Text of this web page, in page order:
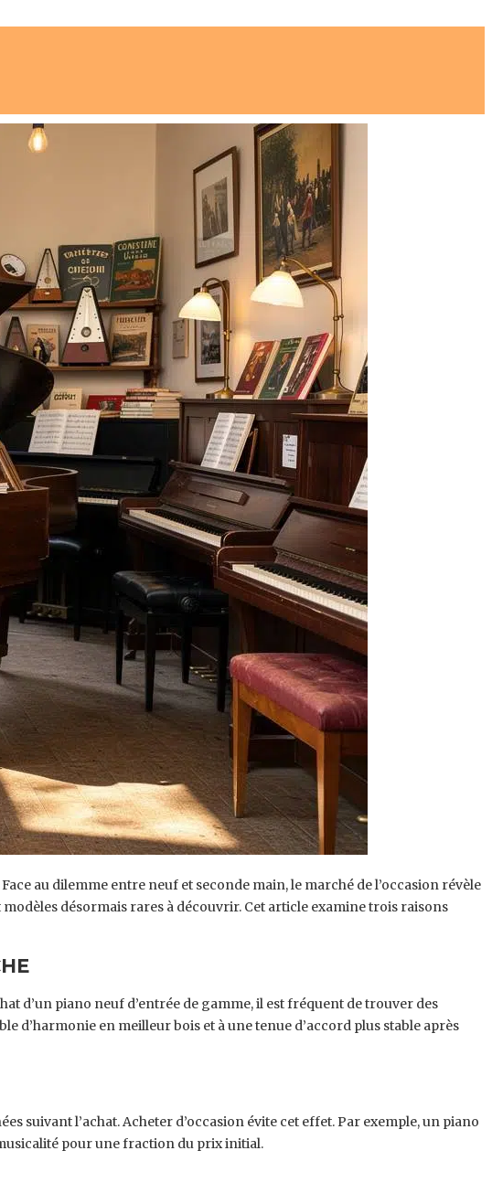
au dilemme entre neuf et seconde main, le marché de l’occasion révèle
désormais rares à découvrir. Cet article examine trois raisons
d’un piano neuf d’entrée de gamme, il est fréquent de trouver des
d’harmonie en meilleur bois et à une tenue d’accord plus stable après
suivant l’achat. Acheter d’occasion évite cet effet. Par exemple, un piano
pour une fraction du prix initial.